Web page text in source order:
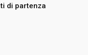
di partenza